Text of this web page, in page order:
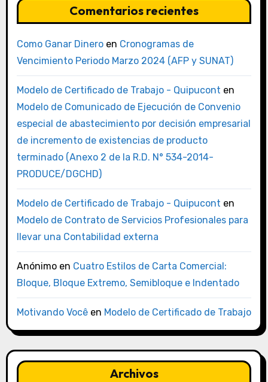
Comentarios recientes
Como Ganar Dineroen Cronogramas de
Vencimiento Periodo Marzo 2024 (AFP y SUNAT)
Modelo de Certificado de Trabajo - Quipucont en
Modelo de Comunicado de Ejecución de Convenio
especial de abastecimiento por decisión empresarial
de incremento de existencias de producto
terminado (Anexo 2 de la R.D. N° 534-2014-
PRODUCE/DGCHD)
Modelo de Certificado de Trabajo - Quipucont en
Modelo de Contrato de Servicios Profesionales para
llevar una Contabilidad externa
Anónimoen Cuatro Estilos de Carta Comercial:
Bloque, Bloque Extremo, Semibloque e Indentado
Motivando Vocêen Modelo de Certificado de Trabajo
Archivos